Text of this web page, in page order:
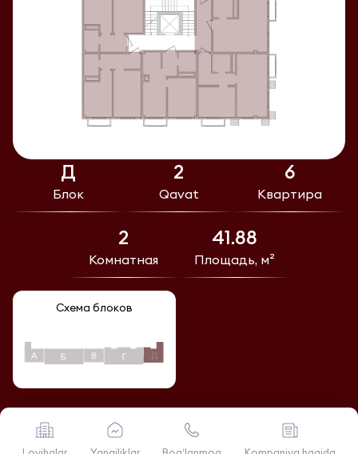
Д
Блок
2
Qavat
6
Квартира
2
Комнатная
41.88
Площадь, м²
Схема блоков